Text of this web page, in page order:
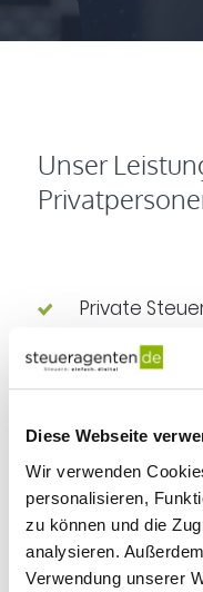
Diese Webseite
Wir verwenden
personalisieren,
zu können und die
analysieren.
Verwendung unserer
Unser
Private
Prüfen von
einlegen
Private
Beratung zu